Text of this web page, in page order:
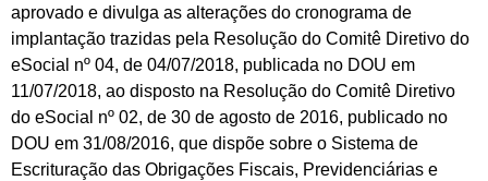
aprovado e divulga as alterações do cronograma de
implantação trazidas pela Resolução do Comitê Diretivo do
eSocial nº 04, de 04/07/2018, publicada no DOU em
11/07/2018, ao disposto na Resolução do Comitê Diretivo
do eSocial nº 02, de 30 de agosto de 2016, publicado no
DOU em 31/08/2016, que dispõe sobre o Sistema de
Escrituração das Obrigações Fiscais, Previdenciárias e